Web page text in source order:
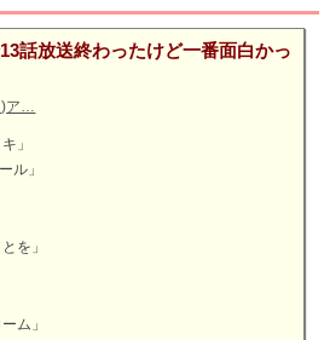
話放送終わったけど一番面白かっ
)ア…
」
ル」
を」
ム」